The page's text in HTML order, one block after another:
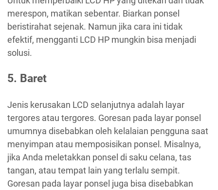
merespon, matikan sebentar. Biarkan ponsel
beristirahat sejenak. Namun jika cara ini tidak
efektif, mengganti LCD HP mungkin bisa menjadi
solusi.
5. Baret
Jenis kerusakan LCD selanjutnya adalah layar
tergores atau tergores. Goresan pada layar ponsel
umumnya disebabkan oleh kelalaian pengguna saat
menyimpan atau memposisikan ponsel. Misalnya,
jika Anda meletakkan ponsel di saku celana, tas
tangan, atau tempat lain yang terlalu sempit.
Goresan pada layar ponsel juga bisa disebabkan